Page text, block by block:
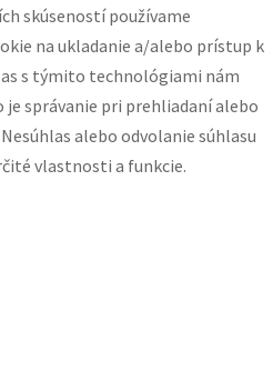
skúseností používame
na ukladanie a/alebo prístup k
s týmito technológiami nám
je správanie pri prehliadaní alebo
alebo odvolanie súhlasu
vlastnosti a funkcie.